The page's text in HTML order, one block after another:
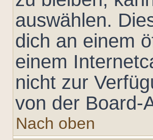
auswählen.
dich an einem
einem
nicht zur
von der Board-
Nach oben